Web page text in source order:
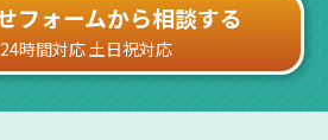
フォームから相談する
時間対応 土日祝対応